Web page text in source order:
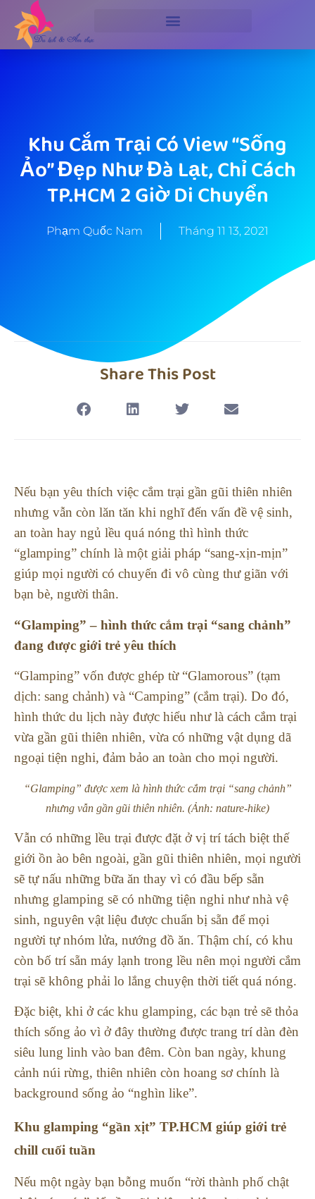
Khu Cắm Trại Có View “sống
Ảo” Đẹp Như Đà Lạt, Chỉ Cách
TP.HCM 2 Giờ Di Chuyển
Phạm Quốc Nam Tháng 11 13, 2021
Share This Post
Nếu bạn yêu thích việc cắm trại gần gũi thiên nhiên
nhưng vẫn còn lăn tăn khi nghĩ đến vấn đề vệ sinh,
an toàn hay ngủ lều quá nóng thì hình thức
“glamping” chính là một giải pháp “sang-xịn-mịn”
giúp mọi người có chuyến đi vô cùng thư giãn với
bạn bè, người thân.
“Glamping” – hình thức cắm trại “sang chảnh”
đang được giới trẻ yêu thích
“Glamping” vốn được ghép từ “Glamorous” (tạm
dịch: sang chảnh) và “Camping” (cắm trại). Do đó,
hình thức du lịch này được hiểu như là cách cắm trại
vừa gần gũi thiên nhiên, vừa có những vật dụng dã
ngoại tiện nghi, đảm bảo an toàn cho mọi người.
“Glamping” được xem là hình thức cắm trại “sang chảnh”
nhưng vẫn gần gũi thiên nhiên. (Ảnh: nature-hike)
Vẫn có những lều trại được đặt ở vị trí tách biệt thế
giới ồn ào bên ngoài, gần gũi thiên nhiên, mọi người
sẽ tự nấu những bữa ăn thay vì có đầu bếp sẵn
nhưng glamping sẽ có những tiện nghi như nhà vệ
sinh, nguyên vật liệu được chuẩn bị sẵn để mọi
người tự nhóm lửa, nướng đồ ăn. Thậm chí, có khu
còn bố trí sẵn máy lạnh trong lều nên mọi người cắm
trại sẽ không phải lo lắng chuyện thời tiết quá nóng.
Đặc biệt, khi ở các khu glamping, các bạn trẻ sẽ thỏa
thích sống ảo vì ở đây thường được trang trí dàn đèn
siêu lung linh vào ban đêm. Còn ban ngày, khung
cảnh núi rừng, thiên nhiên còn hoang sơ chính là
background sống ảo “nghìn like”.
Khu glamping “gần xịt” TP.HCM giúp giới trẻ
chill cuối tuần
Nếu một ngày bạn bỗng muốn “rời thành phố chật